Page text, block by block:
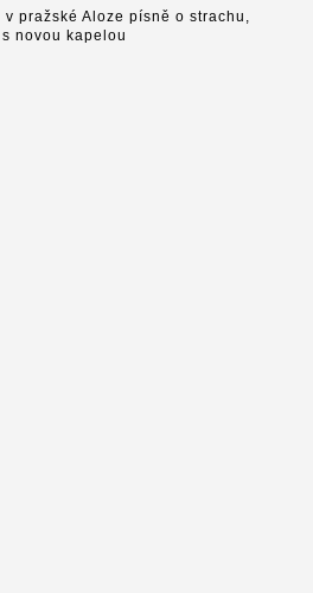
pražské Aloze písně o strachu,
novou kapelou